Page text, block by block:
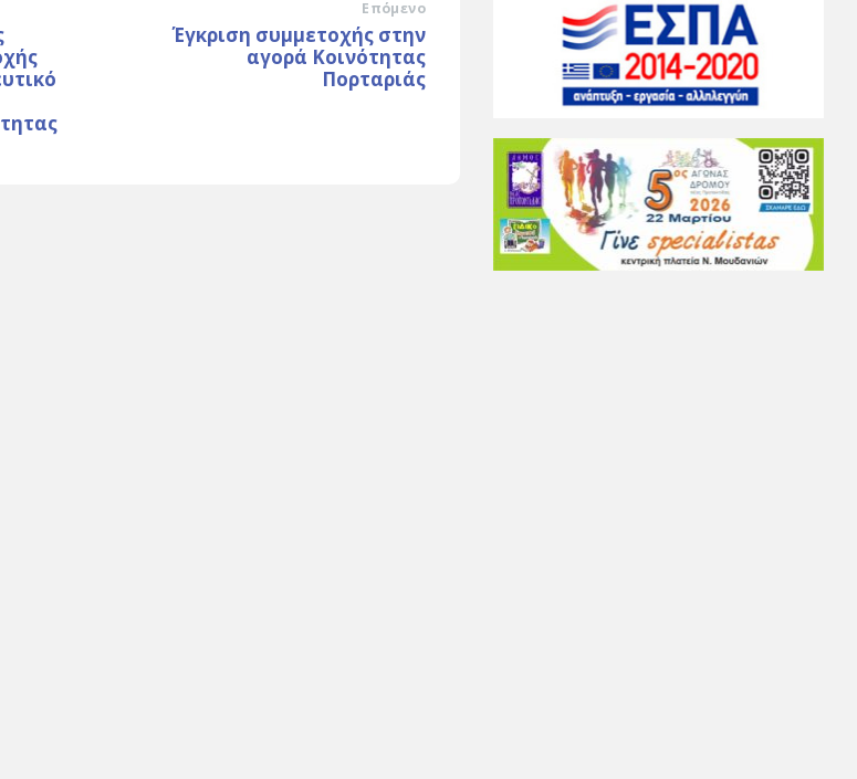
Επόμενο
Έγκριση συμμετοχής στην
αγορά Κοινότητας
Πορταριάς